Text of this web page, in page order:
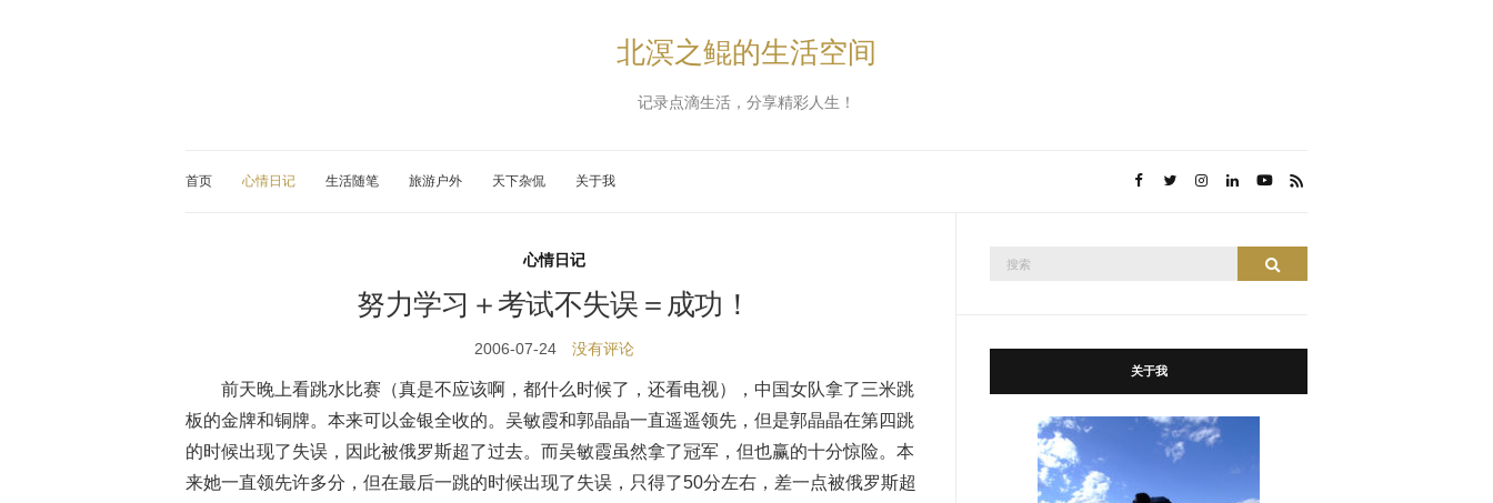
北溟之鲲的生活空间
记录点滴生活，分享精彩人生！
首页 心情日记 生活随笔 旅游户外 天下杂侃 关于我
心情日记
努力学习＋考试不失误＝成功！
2006-07-24 没有评论
前天晚上看跳水比赛（真是不应该啊，都什么时候了，还看电视），中国女队拿了三米跳
板的金牌和铜牌。本来可以金银全收的。吴敏霞和郭晶晶一直遥遥领先，但是郭晶晶在第四跳
的时候出现了失误，因此被俄罗斯超了过去。而吴敏霞虽然拿了冠军，但也赢的十分惊险。本
来她一直领先许多分，但在最后一跳的时候出现了失误，只得了50分左右，差一点被俄罗斯超
搜索
关于我